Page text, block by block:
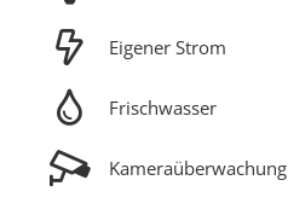
Eigener Strom
Frischwasser
Kameraüberwachung